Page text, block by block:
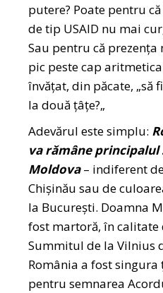
putere? Poate pentru
de tip USAID nu mai
Sau pentru că
pic peste cap
învățat, din păcate, „să
la două țâțe?„
Adevărul este simplu:
va rămâne
Moldova– indiferent
Chișinău sau de
la București. Doamna
fost martoră, în
Summitul de la Vilnius
România a fost
pentru semnarea